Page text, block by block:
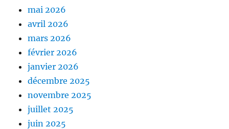
mai 2026
avril 2026
mars 2026
février 2026
janvier 2026
décembre 2025
novembre 2025
juillet 2025
juin 2025